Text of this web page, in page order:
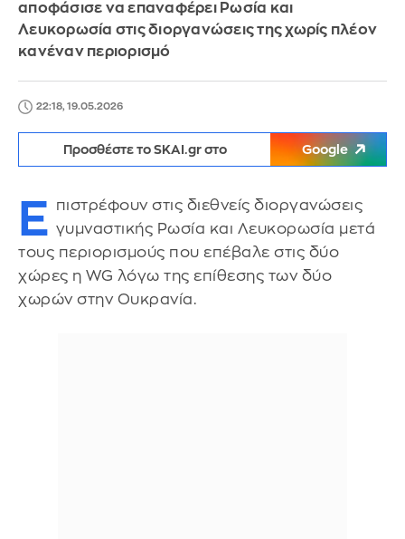
αποφάσισε να επαναφέρει Ρωσία και
Λευκορωσία στις διοργανώσεις της χωρίς πλέον
κανέναν περιορισμό
22:18, 19.05.2026
Προσθέστε το SKAI.gr στο Google
Ε πιστρέφουν στις διεθνείς διοργανώσεις
γυμναστικής Ρωσία και Λευκορωσία μετά
τους περιορισμούς που επέβαλε στις δύο
χώρες η WG λόγω της επίθεσης των δύο
χωρών στην Ουκρανία.